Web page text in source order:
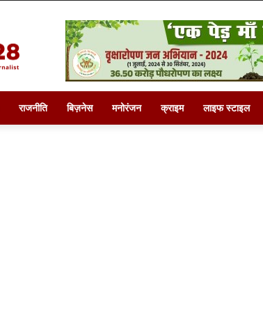
राजनीति बिज़नेस मनोरंजन क्राइम लाइफ स्टाइल